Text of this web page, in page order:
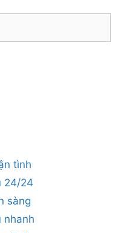
tình
24/24
sàng
nhanh